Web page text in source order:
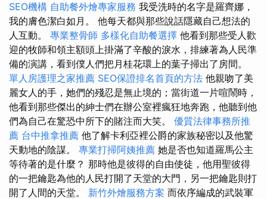
SEO機構 自助餐外燴專家服務 我受洗時的名字是羅齊娜，
我的膚色潔白如月。 他每天都與那些說話隱藏自己想法的
人互動。 專業整骨師 多樣化自助餐選擇 他看到那些受人歡
迎的牧師和領主額頭上掛滿了辛酸的淚水，排練著為人民準
備的演講，看到僕人們把月桂花環上的葉子掃出了房間。
單人房護理之家推薦 SEO保證排名首頁的方法 他親吻了美
麗女人的手，她們的殘忍是無止境的；當街道一片喧鬧時，
他看到那些傑出的紳士們在辦公室裡瘋狂地奔跑，他聽到他
們為自己在驚恐中所下的賭注而大笑。 優質法律事務所推
薦 台中推拿推薦 他了解卡利亞裡公爵的家族秘密以及他驚
天動地的陰謀。 專業打掃阿姨推薦 她是否也知道羅馬公主
等待著的是什麼？ 那時他是彼得的自由使徒，他用聖彼得
的一把鑰匙為他的人民打開了天堂的大門，另一把鑰匙則打
開了人間的天堂。 新竹外燴服務方案 而依序編成的武裝軍